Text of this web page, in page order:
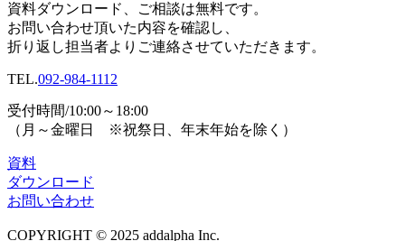
資料ダウンロード、
ご相談は無料です。
お問い合わせ頂いた内容を確認し、
折り返し担当者よりご連絡させていただきます。
TEL.092-984-1112
受付時間/10:00～18:00
（月～金曜日 ※祝祭日、年末年始を除く）
資料
ダウンロード
お問い合わせ
COPYRIGHT © 2025 addalpha Inc.